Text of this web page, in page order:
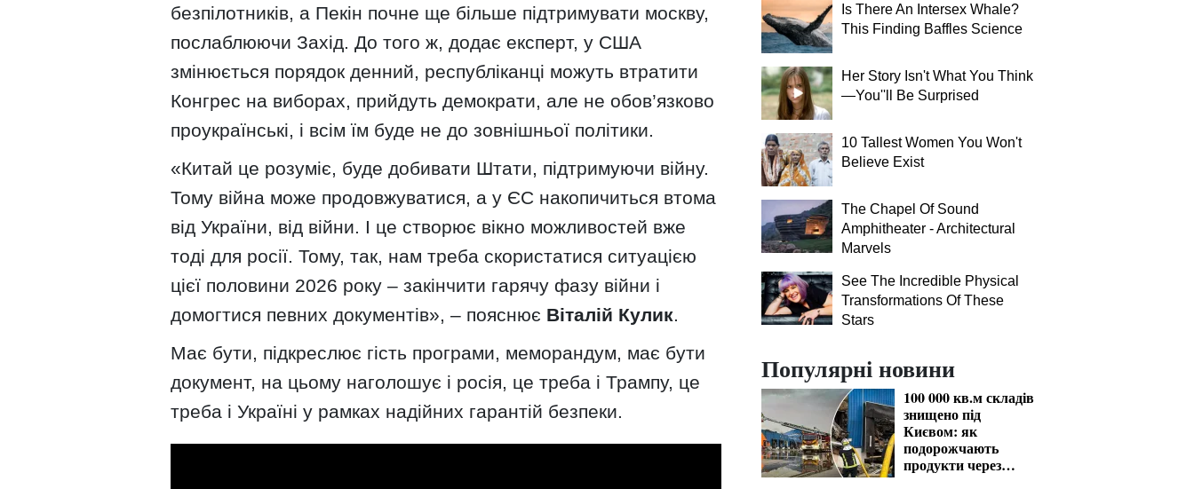
безпілотників, а Пекін почне ще більше підтримувати москву,
послаблюючи Захід. До того ж, додає експерт, у США
змінюється порядок денний, республіканці можуть втратити
Конгрес на виборах, прийдуть демократи, але не обов’язково
проукраїнські, і всім їм буде не до зовнішньої політики.
«Китай це розуміє, буде добивати Штати, підтримуючи війну.
Тому війна може продовжуватися, а у ЄС накопичиться втома
від України, від війни. І це створює вікно можливостей вже
тоді для росії. Тому, так, нам треба скористатися ситуацією
цієї половини 2026 року – закінчити гарячу фазу війни і
домогтися певних документів», – пояснює Віталій Кулик
Має бути, підкреслює гість програми, меморандум, має бути
документ, на цьому наголошує і росія, це треба і Трампу, це
треба і Україні у рамках надійних гарантій безпеки.
Is There An Intersex Whale?
This Finding Baffles Science
Her Story Isn't What You Think
—You''ll Be Surprised
10 Tallest Women You Won't
Believe Exist
The Chapel Of Sound
Amphitheater - Architectural
Marvels
See The Incredible Physical
Transformations Of These
Stars
Популярні новини
100 000 кв.м складів
знищено під
Києвом: як
подорожчають
продукти через